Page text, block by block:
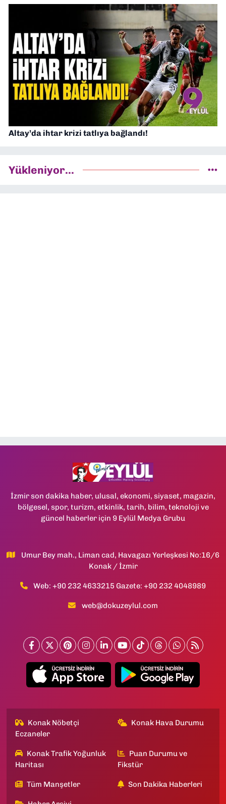
Altay’da ihtar krizi tatlıya bağlandı!
Yükleniyor...
İzmir son dakika haber, ulusal, ekonomi, siyaset, magazin,
bölgesel, spor, turizm, etkinlik, tarih, bilim, teknoloji ve
güncel haberler için 9 Eylül Medya Grubu
Umur Bey mah., Liman cad, Havagazı Yerleşkesi No:16/6
Konak / İzmir
Web: +90 232 4633215 Gazete: +90 232 4048989
web@dokuzeylul.com
Konak Nöbetçi
Eczaneler
Konak Hava Durumu
Konak Trafik Yoğunluk
Haritası
Puan Durumu ve
Fikstür
Tüm Manşetler Son Dakika Haberleri